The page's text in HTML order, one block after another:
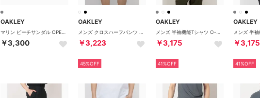
OAKLEY
￥3,300
OAKLEY
￥3,223
45%OFF
OAKLEY
￥3,175
41%OFF
OAKLEY
￥3,175
41%OFF